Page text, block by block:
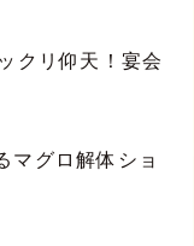
クリ仰天！宴会
マグロ解体ショ